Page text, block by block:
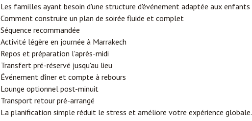
Les familles ayant besoin d'une structure d'événement adaptée aux enfants
Comment construire un plan de soirée fluide et complet
Séquence recommandée
Activité légère en journée à Marrakech
Repos et préparation l'après-midi
Transfert pré-réservé jusqu'au lieu
Événement dîner et compte à rebours
Lounge optionnel post-minuit
Transport retour pré-arrangé
La planification simple réduit le stress et améliore votre expérience globale.